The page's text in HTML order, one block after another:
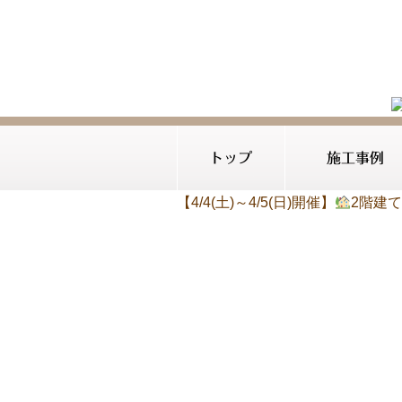
トップ 施工事例
【4/4(土)～4/5(日)開催】 2階建